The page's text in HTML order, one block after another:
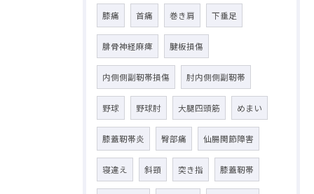
膝痛 首痛 巻き肩 下垂足
腓骨神経麻痺 腱板損傷
内側側副靭帯損傷 肘内側側副靭帯
野球 野球肘 大腿四頭筋 めまい
膝蓋靭帯炎 臀部痛 仙腸関節障害
寝違え 斜頸 突き指 膝蓋靭帯